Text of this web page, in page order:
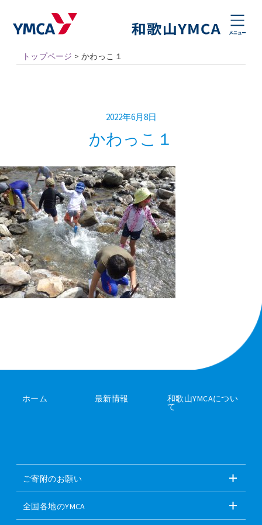
トップページ > かわっこ１
2022年6月8日
かわっこ１
ホーム 最新情報 和歌山YMCAについ
て
ご寄附のお願い
全国各地のYMCA